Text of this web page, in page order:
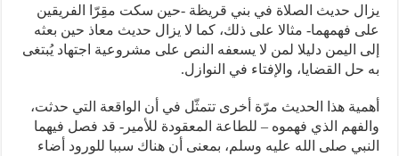
يزال حديث الصلاة في بني قريظة -حين سكت مقِرّا الفريقين
على فهمهما- مثالا على ذلك، كما لا يزال حديث معاذ حين بعثه
إلى اليمن دليلا لمن لا يسعفه النص على مشروعية اجتهاد يُبتغى
به حل القضايا، والإفتاء في النوازل.
أهمية هذا الحديث مرّة أخرى تتمثّل في أن الواقعة التي حدثت،
والفهم الذي فهموه – للطاعة المعقودة للأمير- قد فصل فيهما
النبي صلى الله عليه وسلم، بمعنى أن هناك سببا للورود أضاء